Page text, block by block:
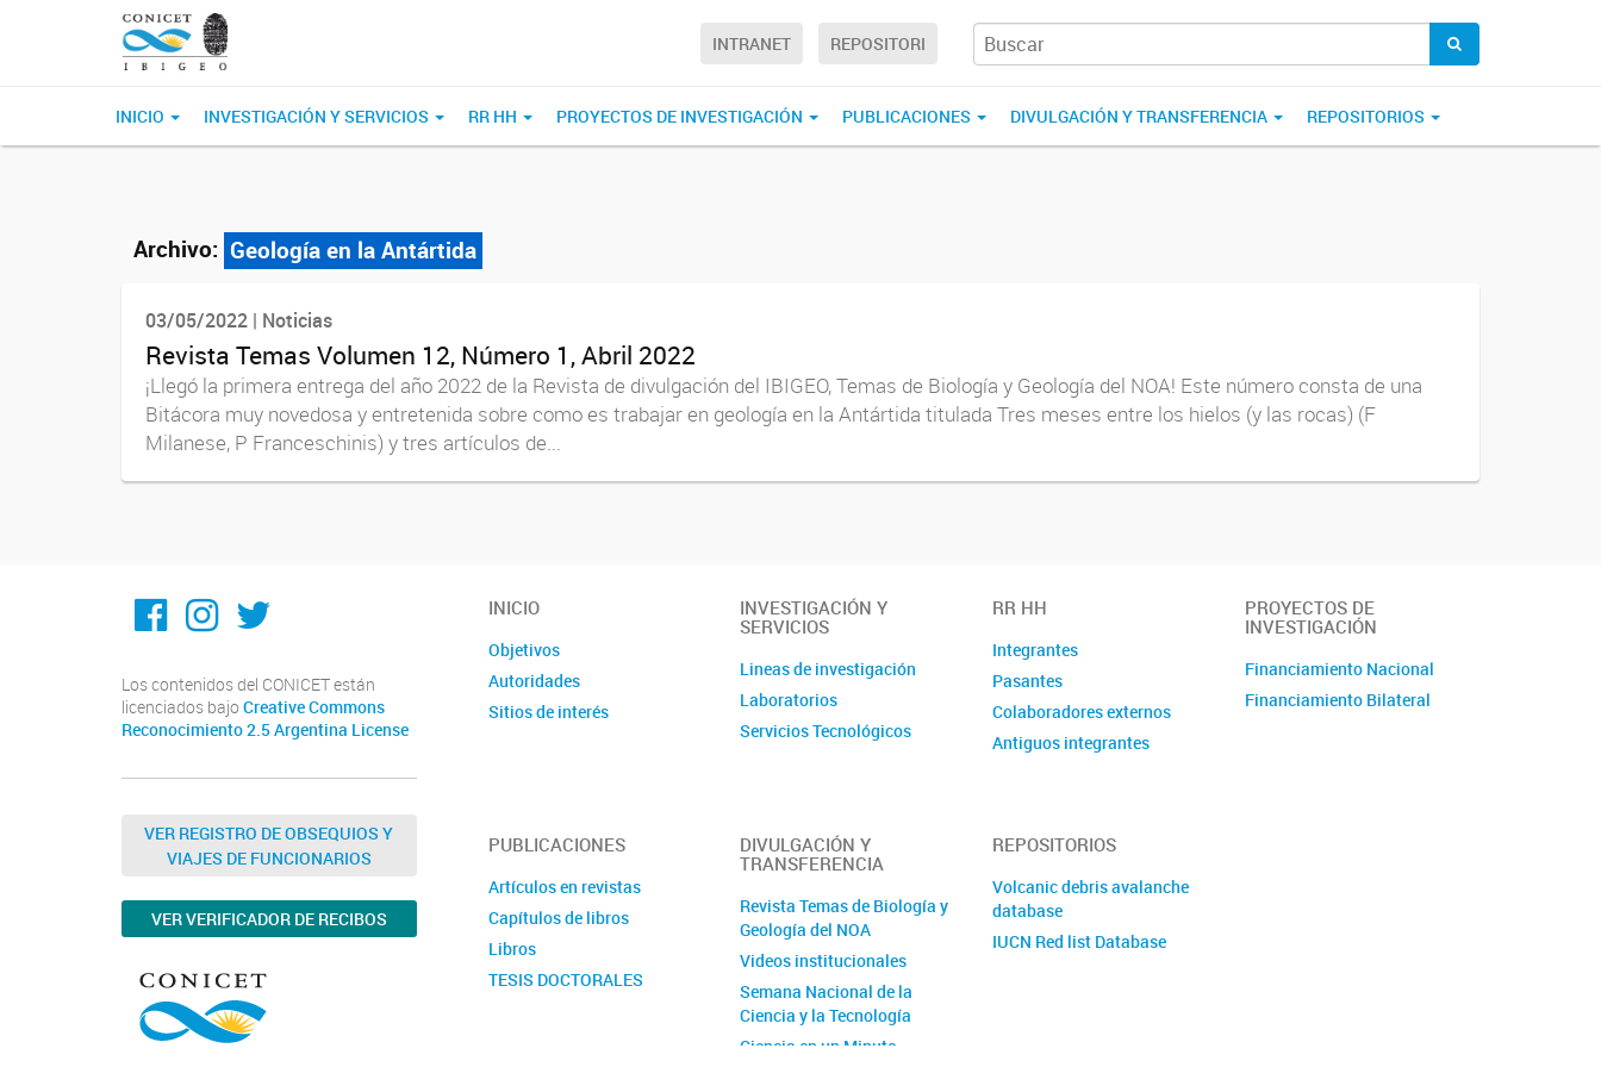
INTRANET REPOSITORI
INICIO INVESTIGACIÓN Y SERVICIOS RR HH PROYECTOS DE INVESTIGACIÓN PUBLICACIONES DIVULGACIÓN Y TRANSFERENCIA REPOSITORIOS
Archivo: Geología en la Antártida
03/05/2022 | Noticias
Revista Temas Volumen 12, Número 1, Abril 2022
¡Llegó la primera entrega del año 2022 de la Revista de divulgación del IBIGEO, Temas de Biología y Geología del NOA! Este número consta de una
Bitácora muy novedosa y entretenida sobre como es trabajar en geología en la Antártida titulada Tres meses entre los hielos (y las rocas) (F
Milanese, P Franceschinis) y tres artículos de...
Facebook
Instagram
Twitter
Los contenidos del CONICET están
licenciados bajo Creative Commons
Reconocimiento 2.5 Argentina License
VER REGISTRO DE OBSEQUIOS Y
VIAJES DE FUNCIONARIOS
VER VERIFICADOR DE RECIBOS
INICIO
Objetivos
Autoridades
Sitios de interés
INVESTIGACIÓN Y
SERVICIOS
Lineas de investigación
Laboratorios
Servicios Tecnológicos
RR HH
Integrantes
Pasantes
Colaboradores externos
Antiguos integrantes
PROYECTOS DE
INVESTIGACIÓN
Financiamiento Nacional
Financiamiento Bilateral
PUBLICACIONES
Artículos en revistas
Capítulos de libros
Libros
TESIS DOCTORALES
DIVULGACIÓN Y
TRANSFERENCIA
Revista Temas de Biología y
Geología del NOA
Videos institucionales
Semana Nacional de la
Ciencia y la Tecnología
Ciencia en un Minuto
REPOSITORIOS
Volcanic debris avalanche
database
IUCN Red list Database